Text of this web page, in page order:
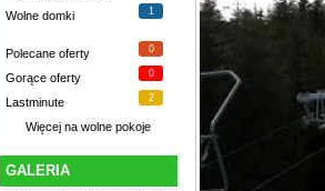
Wolne domki 1
Polecane oferty 0
Gorące oferty 0
Lastminute 2
Więcej na wolne pokoje
GALERIA